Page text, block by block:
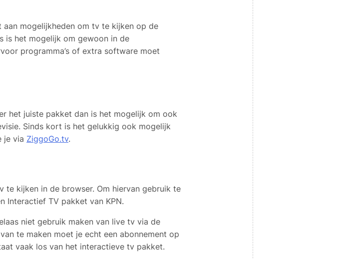
mogelijkheden om tv te kijken op de
is het mogelijk om gewoon in de
programma’s of extra software moet
het juiste pakket dan is het mogelijk om ook
Sinds kort is het gelukkig ook mogelijk
je via ZiggoGo.tv.
kijken in de browser. Om hiervan gebruik te
Interactief TV pakket van KPN.
niet gebruik maken van live tv via de
te maken moet je echt een abonnement op
vaak los van het interactieve tv pakket.